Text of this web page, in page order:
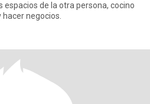
espacios de la otra persona, cocino
negocios.